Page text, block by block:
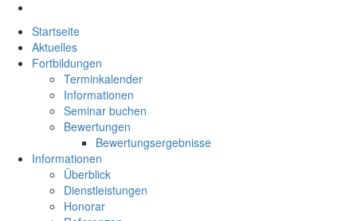
Startseite
Aktuelles
Fortbildungen
Terminkalender
Informationen
Seminar buchen
Bewertungen
Bewertungsergebnisse
Informationen
Überblick
Dienstleistungen
Honorar